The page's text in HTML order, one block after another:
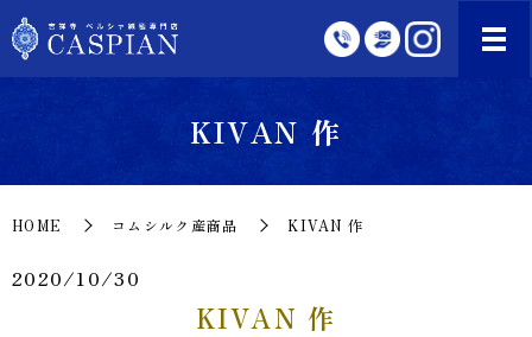
KIVAN 作
HOME コムシルク産商品 KIVAN 作
2020/10/30
KIVAN 作